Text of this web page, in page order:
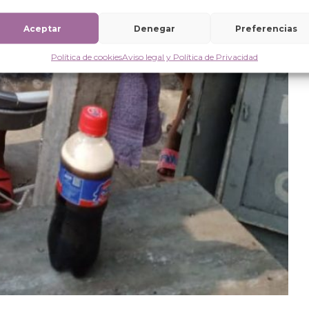
Aceptar Denegar Preferencias
Política de cookiesAviso legal y Política de Privacidad